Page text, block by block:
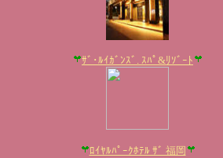
ｻﾞ･ﾙｲｶﾞﾝｽﾞ. ｽﾊﾟ&ﾘｿﾞｰﾄ
ﾛｲﾔﾙﾊﾟｰｸﾎﾃﾙ ｻﾞ 福岡